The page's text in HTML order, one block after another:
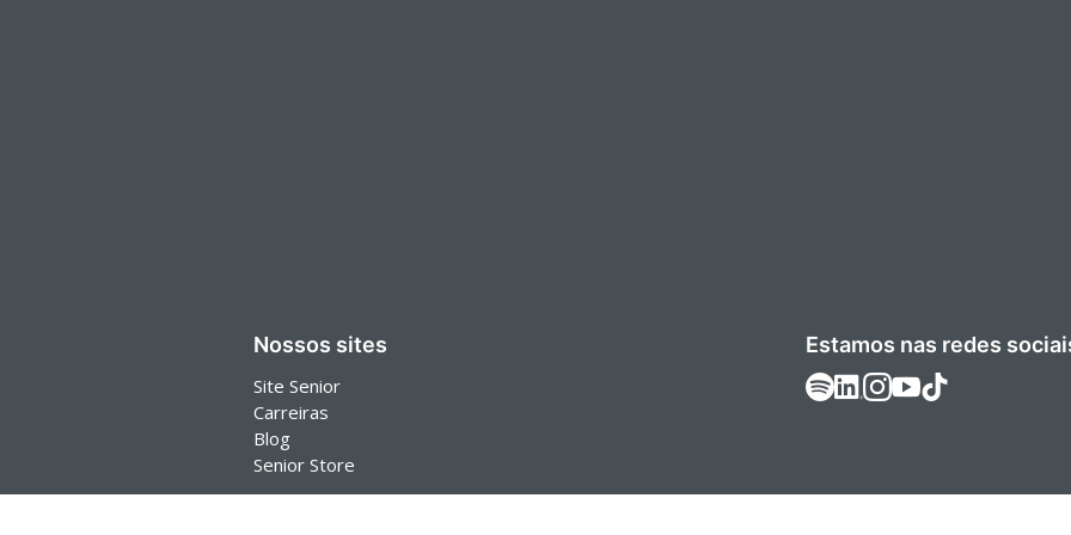
Nossos sites
Site Senior
Carreiras
Blog
Senior Store
Estamos nas redes